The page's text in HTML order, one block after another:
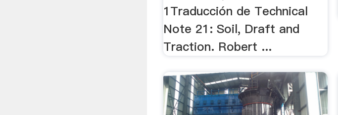
1Traducción de Technical
Note 21: Soil, Draft and
Traction. Robert ...